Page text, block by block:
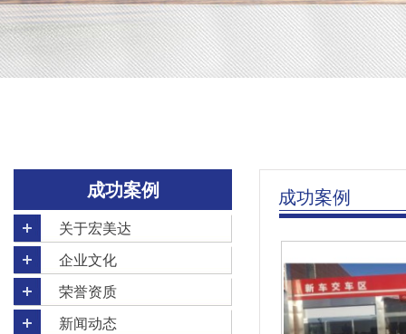
成功案例
关于宏美达
企业文化
荣誉资质
新闻动态
成功案例